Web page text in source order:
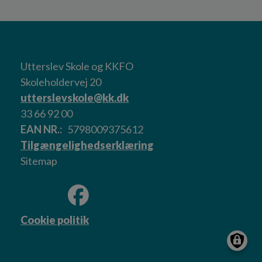
Utterslev Skole og KKFO
Skoleholdervej 20
utterslevskole@kk.dk
33 66 92 00
EAN NR.
5798009375612
Tilgængelighedserklæring
Sitemap
Cookie politik